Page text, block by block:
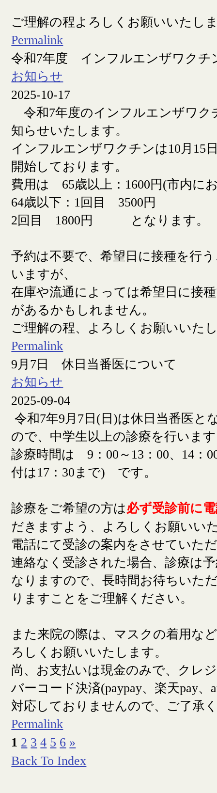
ご理解の程よろしくお願いいたし
Permalink
令和7年度 インフルエンザワクチ
お知らせ
2025-10-17
令和7年度のインフルエンザワク
知らせいたします。
インフルエンザワクチンは10月15
開始しております。
費用は 65歳以上：1600円(市内に
64歳以下：1回目 3500円
2回目 1800円 となります。
予約は不要で、希望日に接種を行
いますが、
在庫や流通によっては希望日に接
があるかもしれません。
ご理解の程、よろしくお願いいた
Permalink
9月7日 休日当番医について
お知らせ
2025-09-04
令和7年9月7日(日)は休日当番医と
ので、中学生以上の診療を行います
診療時間は 9：00～13：00、14：
付は17：30まで) です。
診療をご希望の方は必ず受診前に
だきますよう、よろしくお願いい
電話にて受診の案内をさせていた
連絡なく受診された場合、診療は
なりますので、長時間お待ちいた
りますことをご理解ください。
また来院の際は、マスクの着用な
ろしくお願いいたします。
尚、お支払いは現金のみで、クレ
バーコード決済(paypay、楽天pay、
対応しておりませんので、ご了承
Permalink
1 2 3 4 5 6 »
Back To Index